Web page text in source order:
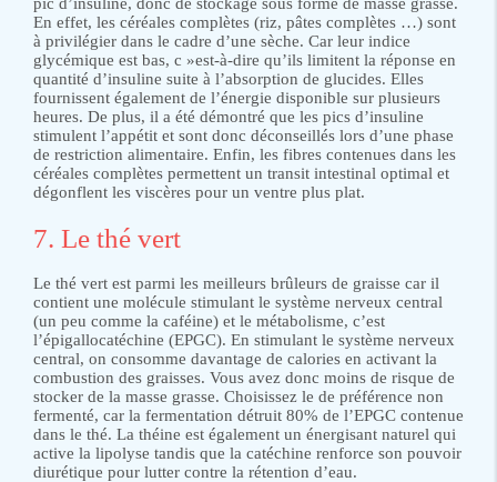
En effet, les céréales complètes (riz, pâtes complètes …) sont
à privilégier dans le cadre d’une sèche. Car leur indice
glycémique est bas, c »est-à-dire qu’ils limitent la réponse en
quantité d’insuline suite à l’absorption de glucides. Elles
fournissent également de l’énergie disponible sur plusieurs
heures. De plus, il a été démontré que les pics d’insuline
stimulent l’appétit et sont donc déconseillés lors d’une phase
de restriction alimentaire. Enfin, les fibres contenues dans les
céréales complètes permettent un transit intestinal optimal et
dégonflent les viscères pour un ventre plus plat.
7. Le thé vert
Le thé vert est parmi les meilleurs brûleurs de graisse car il
contient une molécule stimulant le système nerveux central
(un peu comme la caféine) et le métabolisme, c’est
l’épigallocatéchine (EPGC). En stimulant le système nerveux
central, on consomme davantage de calories en activant la
combustion des graisses. Vous avez donc moins de risque de
stocker de la masse grasse. Choisissez le de préférence non
fermenté, car la fermentation détruit 80% de l’EPGC contenue
dans le thé. La théine est également un énergisant naturel qui
active la lipolyse tandis que la catéchine renforce son pouvoir
diurétique pour lutter contre la rétention d’eau.